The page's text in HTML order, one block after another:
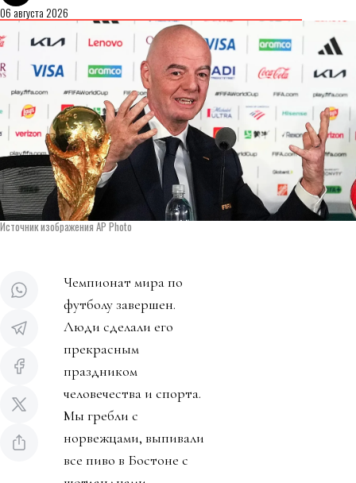
06 августа 2026
Источник изображения AP Photo
Чемпионат мира по
футболу завершен.
Люди сделали его
прекрасным
праздником
человечества и спорта.
Мы гребли с
норвежцами, выпивали
все пиво в Бостоне с